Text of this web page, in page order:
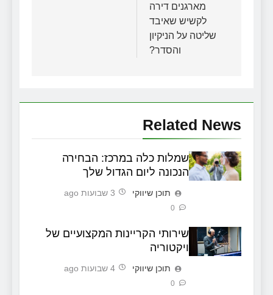
מארגנים דירה
לקשיש שאיבד
שליטה על הניקיון
והסדר?
Related News
שמלות כלה במרכז: הבחירה
הנכונה ליום הגדול שלך
תוכן שיווקי 3 שבועות ago
0
שירותי הקריינות המקצועיים של
ויקטוריה
תוכן שיווקי 4 שבועות ago
0